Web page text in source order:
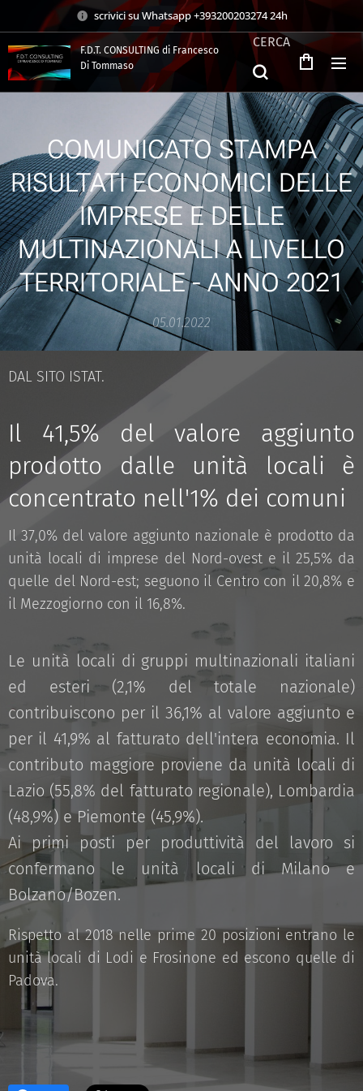
scrivici su Whatsapp +393200203274 24h
F.D.T. CONSULTING di Francesco
Di Tommaso
CERCA
COMUNICATO STAMPA
RISULTATI ECONOMICI DELLE
IMPRESE E DELLE
MULTINAZIONALI A LIVELLO
TERRITORIALE - ANNO 2021
05.01.2022
DAL SITO ISTAT.
Il 41,5% del valore aggiunto
prodotto dalle unità locali è
concentrato nell'1% dei comuni
Il 37,0% del valore aggiunto nazionale è prodotto da
unità locali di imprese del Nord-ovest e il 25,5% da
quelle del Nord-est; seguono il Centro con il 20,8% e
il Mezzogiorno con il 16,8%.
Le unità locali di gruppi multinazionali italiani
ed esteri (2,1% del totale nazionale)
contribuiscono per il 36,1% al valore aggiunto e
per il 41,9% al fatturato dell'intera economia. Il
contributo maggiore proviene da unità locali di
Lazio (55,8% del fatturato regionale), Lombardia
(48,9%) e Piemonte (45,9%).
Ai primi posti per produttività del lavoro si
confermano le unità locali di Milano e
Bolzano/Bozen.
Rispetto al 2018 nelle prime 20 posizioni entrano le
unità locali di Lodi e Frosinone ed escono quelle di
Padova.